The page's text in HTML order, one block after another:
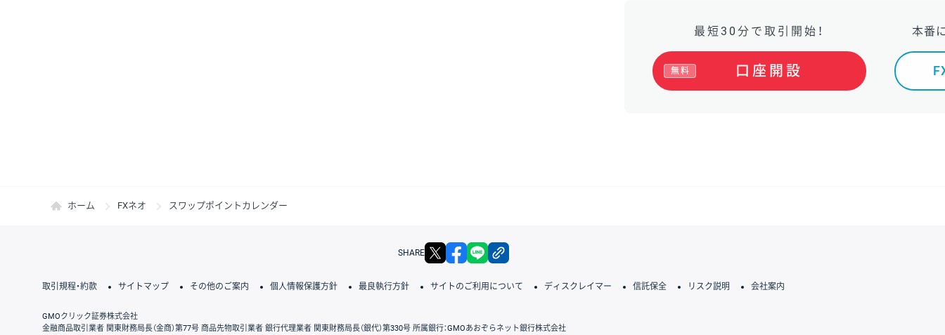
最短30分で取引開始！
口座開設
無料
本番
ホーム FXネオ スワップポイントカレンダー
SHARE X facebook
取引規程・約款 サイトマップ その他のご案内 個人情報保護方針 最良執行方針 サイトのご利用について ディスクレイマー 信託保全 リスク説明 会社案内
GMOクリック証券株式会社
金融商品取引業者 関東財務局長（金商）第77号 商品先物取引業者 銀行代理業者 関東財務局長（銀代）第330号 所属銀行：GMOあおぞらネット銀行株式会社